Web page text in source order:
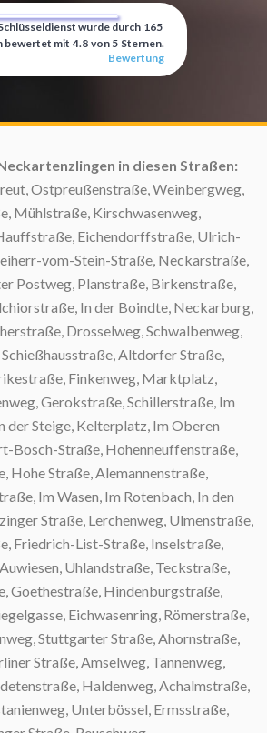
wurde durch 165
bewertet mit 4.8 von 5 Sternen.
Bewertung
in diesen Straßen:
Ostpreußenstraße, Weinbergweg,
Mühlstraße, Kirschwasenweg,
Eichendorffstraße, Ulrich-
vom-Stein-Straße, Neckarstraße,
Postweg, Planstraße, Birkenstraße,
In der Boindte, Neckarburg,
Drosselweg, Schwalbenweg,
Altdorfer Straße,
Finkenweg, Marktplatz,
Gerokstraße, Schillerstraße, Im
der Steige, Kelterplatz, Im Oberen
Bosch-Straße, Hohenneuffenstraße,
Hohe Straße, Alemannenstraße,
Im Wasen, Im Rotenbach, In den
Straße, Lerchenweg, Ulmenstraße,
Friedrich-List-Straße, Inselstraße,
Uhlandstraße, Teckstraße,
Goethestraße, Hindenburgstraße,
Eichwasenring, Römerstraße,
Stuttgarter Straße, Ahornstraße,
Straße, Amselweg, Tannenweg,
Haldenweg, Achalmstraße,
Unterbössel, Ermsstraße,